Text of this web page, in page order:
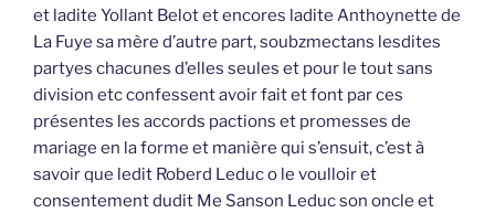
et ladite Yollant Belot et encores ladite Anthoynette de
La Fuye sa mère d’autre part, soubzmectans lesdites
partyes chacunes d’elles seules et pour le tout sans
division etc confessent avoir fait et font par ces
présentes les accords pactions et promesses de
mariage en la forme et manière qui s’ensuit, c’est à
savoir que ledit Roberd Leduc o le voulloir et
consentement dudit Me Sanson Leduc son oncle et